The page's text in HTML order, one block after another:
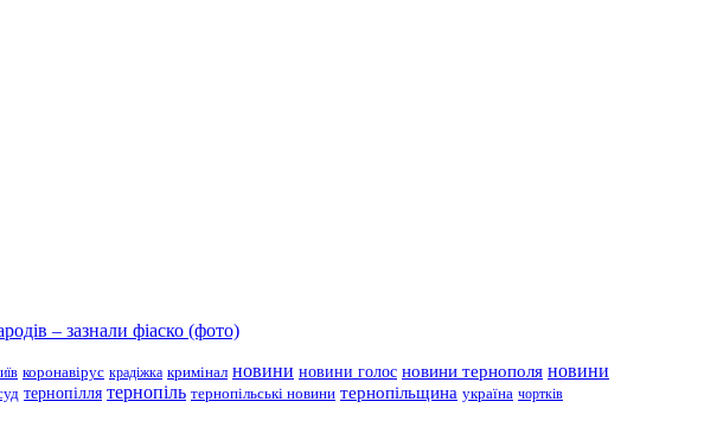
– зазнали фіаско (фото)
коронавірус крадіжка кримінал новини новини голос новини тернополя новини
тернопілля тернопіль тернопільські новини тернопільщина україна чортків